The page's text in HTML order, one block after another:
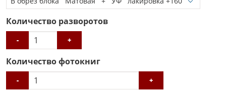
Количество разворотов
- +
Количество фотокниг
- +